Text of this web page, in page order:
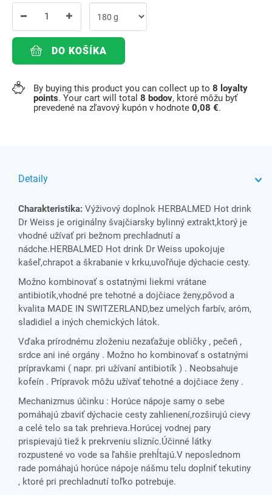
DO KOŠÍKA
By buying this product you can collect up to 8 loyalty
points. Your cart will total 8 bodov, ktoré môžu byť
prevedené na zľavový kupón v hodnote 0,08 €.
Detaily
Charakteristika: Výživový doplnok HERBALMED Hot drink
Dr Weiss je originálny švajčiarsky bylinný extrakt,ktorý je
vhodné užívať pri bežnom prechladnutí a
nádche.HERBALMED Hot drink Dr Weiss upokojuje
kašeľ,chrapot a škrabanie v krku,uvoľňuje dýchacie cesty.
Možno kombinovať s ostatnými liekmi vrátane
antibiotík,vhodné pre tehotné a dojčiace ženy,pôvod a
kvalita MADE IN SWITZERLAND,bez umelých farbív, aróm,
sladidiel a iných chemických látok.
Vďaka prírodnému zloženiu nezaťažuje obličky , pečeň ,
srdce ani iné orgány . Možno ho kombinovať s ostatnými
prípravkami ( napr. pri užívaní antibiotík ) . Neobsahuje
kofeín . Prípravok môžu užívať tehotné a dojčiace ženy .
Mechanizmus účinku : Horúce nápoje samy o sebe
pomáhajú zbaviť dýchacie cesty zahlienení,rozširujú cievy
a celé telo sa tak prehrieva.Horúcej vodnej pary
prispievajú tiež k prekrveniu slizníc.Účinné látky
rozpustené vo vode sa ľahšie prehĺtajú.V neposlednom
rade pomáhajú horúce nápoje nášmu telu doplniť tekutiny
, ktoré pri prechladnutí toľko potrebuje.